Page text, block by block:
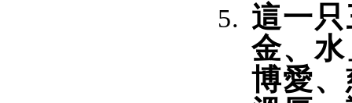
這一
金、
博愛